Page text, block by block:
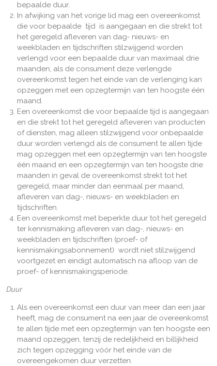
bepaalde duur.
In afwijking van het vorige lid mag een overeenkomst
die voor bepaalde tijd is aangegaan en die strekt tot
het geregeld afleveren van dag- nieuws- en
weekbladen en tijdschriften stilzwijgend worden
verlengd voor een bepaalde duur van maximaal drie
maanden, als de consument deze verlengde
overeenkomst tegen het einde van de verlenging kan
opzeggen met een opzegtermijn van ten hoogste één
maand.
Een overeenkomst die voor bepaalde tijd is aangegaan
en die strekt tot het geregeld afleveren van producten
of diensten, mag alleen stilzwijgend voor onbepaalde
duur worden verlengd als de consument te allen tijde
mag opzeggen met een opzegtermijn van ten hoogste
één maand en een opzegtermijn van ten hoogste drie
maanden in geval de overeenkomst strekt tot het
geregeld, maar minder dan eenmaal per maand,
afleveren van dag-, nieuws- en weekbladen en
tijdschriften.
Een overeenkomst met beperkte duur tot het geregeld
ter kennismaking afleveren van dag-, nieuws- en
weekbladen en tijdschriften (proef- of
kennismakingsabonnement) wordt niet stilzwijgend
voortgezet en eindigt automatisch na afloop van de
proef- of kennismakingsperiode.
Duur
Als een overeenkomst een duur van meer dan een jaar
heeft, mag de consument na een jaar de overeenkomst
te allen tijde met een opzegtermijn van ten hoogste een
maand opzeggen, tenzij de redelijkheid en billijkheid
zich tegen opzegging vóór het einde van de
overeengekomen duur verzetten.